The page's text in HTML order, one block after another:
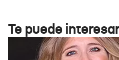
Te puede